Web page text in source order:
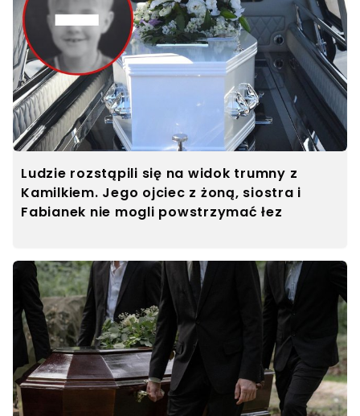
Ludzie rozstąpili się na widok trumny z
Kamilkiem. Jego ojciec z żoną, siostra i
Fabianek nie mogli powstrzymać łez